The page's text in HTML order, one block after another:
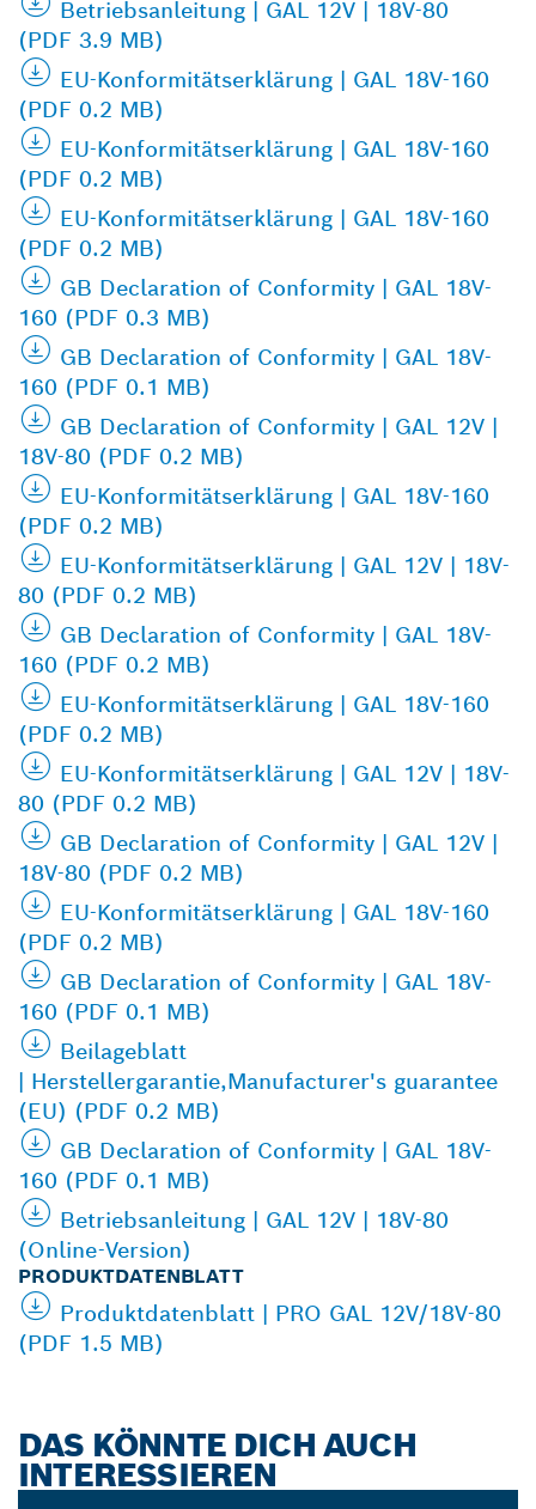
Betriebsanleitung | GAL 12V | 18V-80
(PDF 3.9 MB)
EU-Konformitätserklärung | GAL 18V-160
(PDF 0.2 MB)
EU-Konformitätserklärung | GAL 18V-160
(PDF 0.2 MB)
EU-Konformitätserklärung | GAL 18V-160
(PDF 0.2 MB)
GB Declaration of Conformity | GAL 18V-
160 (PDF 0.3 MB)
GB Declaration of Conformity | GAL 18V-
160 (PDF 0.1 MB)
GB Declaration of Conformity | GAL 12V |
18V-80 (PDF 0.2 MB)
EU-Konformitätserklärung | GAL 18V-160
(PDF 0.2 MB)
EU-Konformitätserklärung | GAL 12V | 18V-
80 (PDF 0.2 MB)
GB Declaration of Conformity | GAL 18V-
160 (PDF 0.2 MB)
EU-Konformitätserklärung | GAL 18V-160
(PDF 0.2 MB)
EU-Konformitätserklärung | GAL 12V | 18V-
80 (PDF 0.2 MB)
GB Declaration of Conformity | GAL 12V |
18V-80 (PDF 0.2 MB)
EU-Konformitätserklärung | GAL 18V-160
(PDF 0.2 MB)
GB Declaration of Conformity | GAL 18V-
160 (PDF 0.1 MB)
Beilageblatt
| Herstellergarantie,Manufacturer's guarantee
(EU) (PDF 0.2 MB)
GB Declaration of Conformity | GAL 18V-
160 (PDF 0.1 MB)
Betriebsanleitung | GAL 12V | 18V-80
(Online-Version)
PRODUKTDATENBLATT
Produktdatenblatt | PRO GAL 12V/18V-80
(PDF 1.5 MB)
DAS KÖNNTE DICH AUCH
INTERESSIEREN